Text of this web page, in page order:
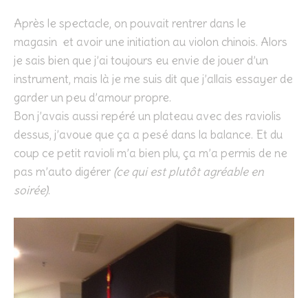
Après le spectacle, on pouvait rentrer dans le
magasin et avoir une initiation au violon chinois. Alors
je sais bien que j’ai toujours eu envie de jouer d’un
instrument, mais là je me suis dit que j’allais essayer de
garder un peu d’amour propre.
Bon j’avais aussi repéré un plateau avec des raviolis
dessus, j’avoue que ça a pesé dans la balance. Et du
coup ce petit ravioli m’a bien plu, ça m’a permis de ne
pas m’auto digérer (ce qui est plutôt agréable en
soirée).